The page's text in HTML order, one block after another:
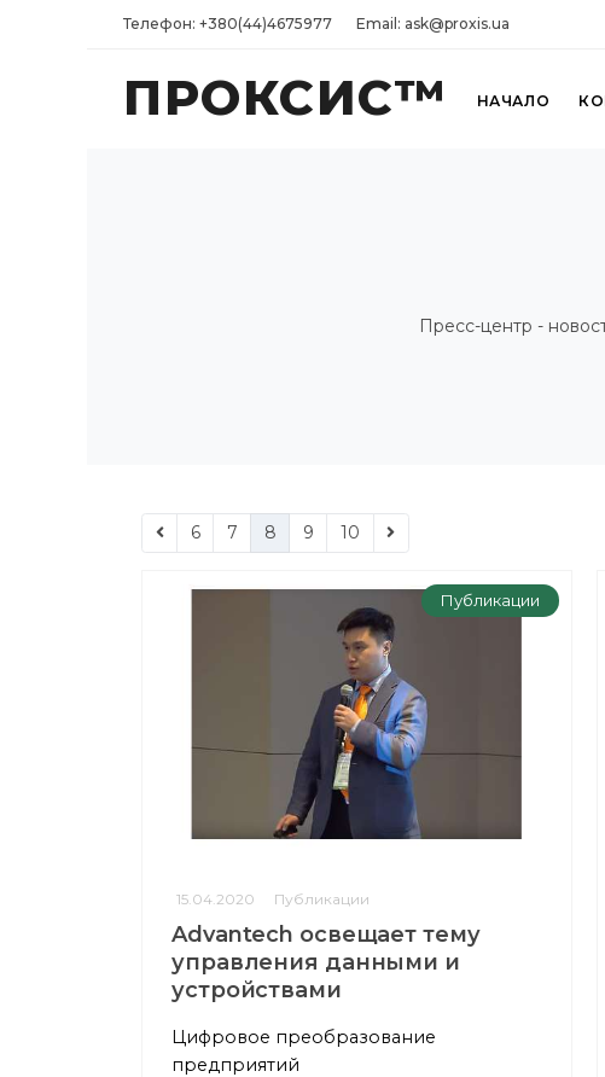
Телефон: +380(44)4675977 Email: ask@proxis.ua
ПРОКСИС™ НАЧАЛО
Пресс-центр -
6 7 8 9 10
Публикации
15.04.2020 Публикации
Advantech освещает тему
управления данными и
устройствами
Цифровое преобразование
предприятий